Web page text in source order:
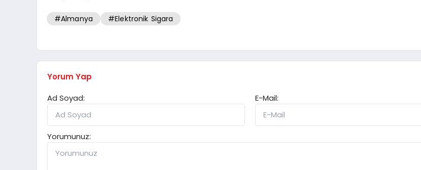
#Almanya #Elektronik Sigara
Yorum Yap
Ad Soyad:
E-Mail:
Yorumunuz: